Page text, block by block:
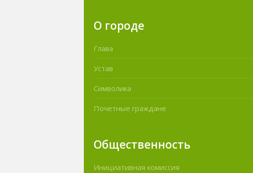
О городе
Глава
Устав
Символика
Почетные граждане
Общественность
Инициативная комиссия